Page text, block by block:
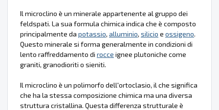
Il microclino è un minerale appartenente al gruppo dei
feldspati. La sua formula chimica indica che è composto
principalmente da potassio, alluminio, silicio e ossigeno.
Questo minerale si forma generalmente in condizioni di
lento raffreddamento di rocce ignee plutoniche come
graniti, granodioriti o sieniti.
Il microclino è un polimorfo dell'ortoclasio, il che significa
che ha la stessa composizione chimica ma una diversa
struttura cristallina. Questa differenza strutturale è